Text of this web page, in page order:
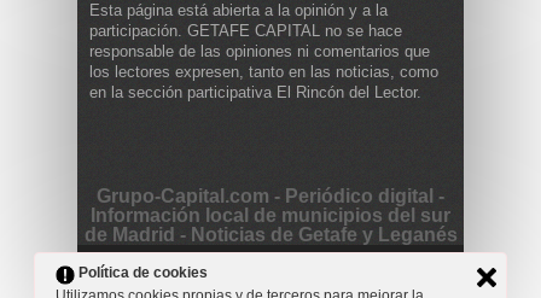
Esta página está abierta a la opinión y a la
participación. GETAFE CAPITAL no se hace
responsable de las opiniones ni comentarios que
los lectores expresen, tanto en las noticias, como
en la sección participativa El Rincón del Lector.
Grupo-Capital.com - Periódico digital -
Información local de municipios del sur
de Madrid - Noticias de Getafe y Leganés
Copyright © 2013 Getafe Capital. Powered by
Project
Política de cookies